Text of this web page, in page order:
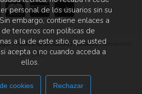
|Política de privacidad|Cookies| Desarrollo
web: SMC
personal de los usuarios sin su
embargo, contiene enlaces a
terceros con políticas de
a la de este sitio, que usted
acepta o no cuando acceda a
ellos.
cookies Rechazar